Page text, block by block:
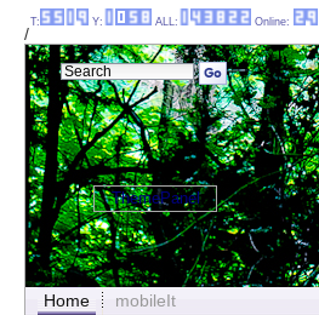
/
Home mobileIt
T: Y: ALL: Online:
ThemePanel